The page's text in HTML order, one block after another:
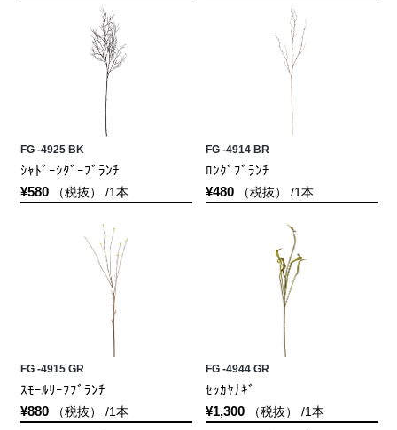
FG -4925 BK
ｼｬﾄﾞｰｼﾀﾞｰﾌﾞﾗﾝﾁ
¥580（税抜） /1本
FG -4914 BR
ﾛﾝｸﾞﾌﾞﾗﾝﾁ
¥480（税抜） /1本
FG -4915 GR
ｽﾓｰﾙﾘｰﾌﾌﾞﾗﾝﾁ
¥880（税抜） /1本
FG -4944 GR
ｾｯｶﾔﾅｷﾞ
¥1,300（税抜） /1本